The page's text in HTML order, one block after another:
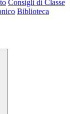
Consigli di Classe
Biblioteca